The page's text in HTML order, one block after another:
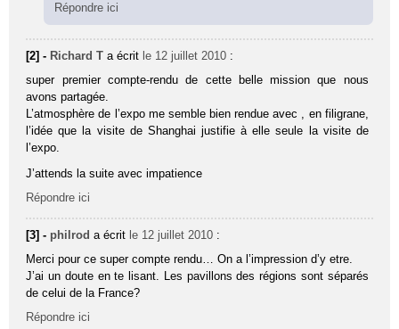
Répondre ici
[2] - Richard T a écrit le 12 juillet 2010 :
super premier compte-rendu de cette belle mission que nous
avons partagée.
L’atmosphère de l’expo me semble bien rendue avec , en filigrane,
l’idée que la visite de Shanghai justifie à elle seule la visite de
l’expo.
J’attends la suite avec impatience
Répondre ici
[3] - philrod a écrit le 12 juillet 2010 :
Merci pour ce super compte rendu… On a l’impression d’y etre.
J’ai un doute en te lisant. Les pavillons des régions sont séparés
de celui de la France?
Répondre ici